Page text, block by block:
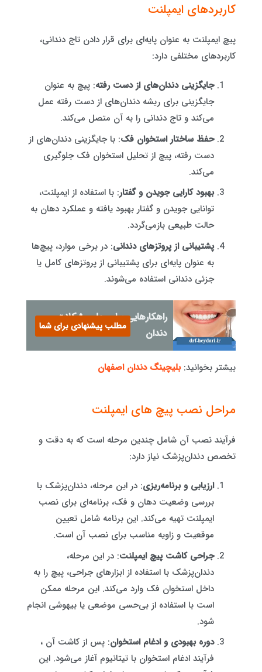
کاربردهای ایمپلنت
پیچ ایمپلنت به عنوان پایه‌ای برای قرار دادن تاج دندانی،
کاربردهای مختلفی دارد:
جایگزینی دندان‌های از دست رفته: پیچ به عنوان
جایگزینی برای ریشه دندان‌های از دست رفته عمل
می‌کند و تاج دندانی را به آن متصل می‌کند.
حفظ ساختار استخوان فک: با جایگزینی دندان‌های از
دست رفته، پیچ از تحلیل استخوان فک جلوگیری
می‌کند.
بهبود کارایی جویدن و گفتار: با استفاده از ایمپلنت،
توانایی جویدن و گفتار بهبود یافته و عملکرد دهان به
حالت طبیعی بازمی‌گردد.
پشتیبانی از پروتزهای دندانی: در برخی موارد، پیچ‌ها
به عنوان پایه‌ای برای پشتیبانی از پروتزهای کامل یا
جزئی دندانی استفاده می‌شوند.
راهکارهایی برای حل مشکلات
دندان
مطلب پیشنهادی برای شما
بیشتر بخوانید:بلیچینگ دندان اصفهان
مراحل نصب پیچ های ایمپلنت
فرآیند نصب آن شامل چندین مرحله است که به دقت و
تخصص دندان‌پزشک نیاز دارد:
ارزیابی و برنامه‌ریزی: در این مرحله، دندان‌پزشک با
بررسی وضعیت دهان و فک، برنامه‌ای برای نصب
ایمپلنت تهیه می‌کند. این برنامه شامل تعیین
موقعیت و زاویه مناسب برای نصب آن است.
جراحی کاشت پیچ ایمپلنت: در این مرحله،
دندان‌پزشک با استفاده از ابزارهای جراحی، پیچ را به
داخل استخوان فک وارد می‌کند. این مرحله ممکن
است با استفاده از بی‌حسی موضعی یا بیهوشی انجام
شود.
دوره بهبودی و ادغام استخوان: پس از کاشت آن ،
فرآیند ادغام استخوان با تیتانیوم آغاز می‌شود. این